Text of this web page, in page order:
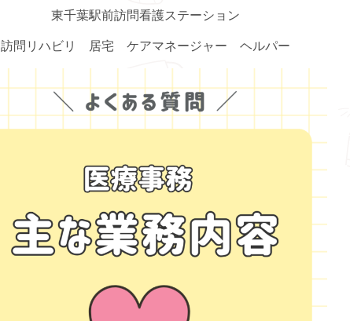
東千葉駅前訪問看護ステーション
訪問リハビリ 居宅 ケアマネージャー ヘルパー